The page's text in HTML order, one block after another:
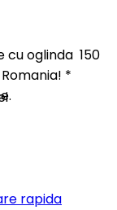
cu oglinda 150
*
rapida